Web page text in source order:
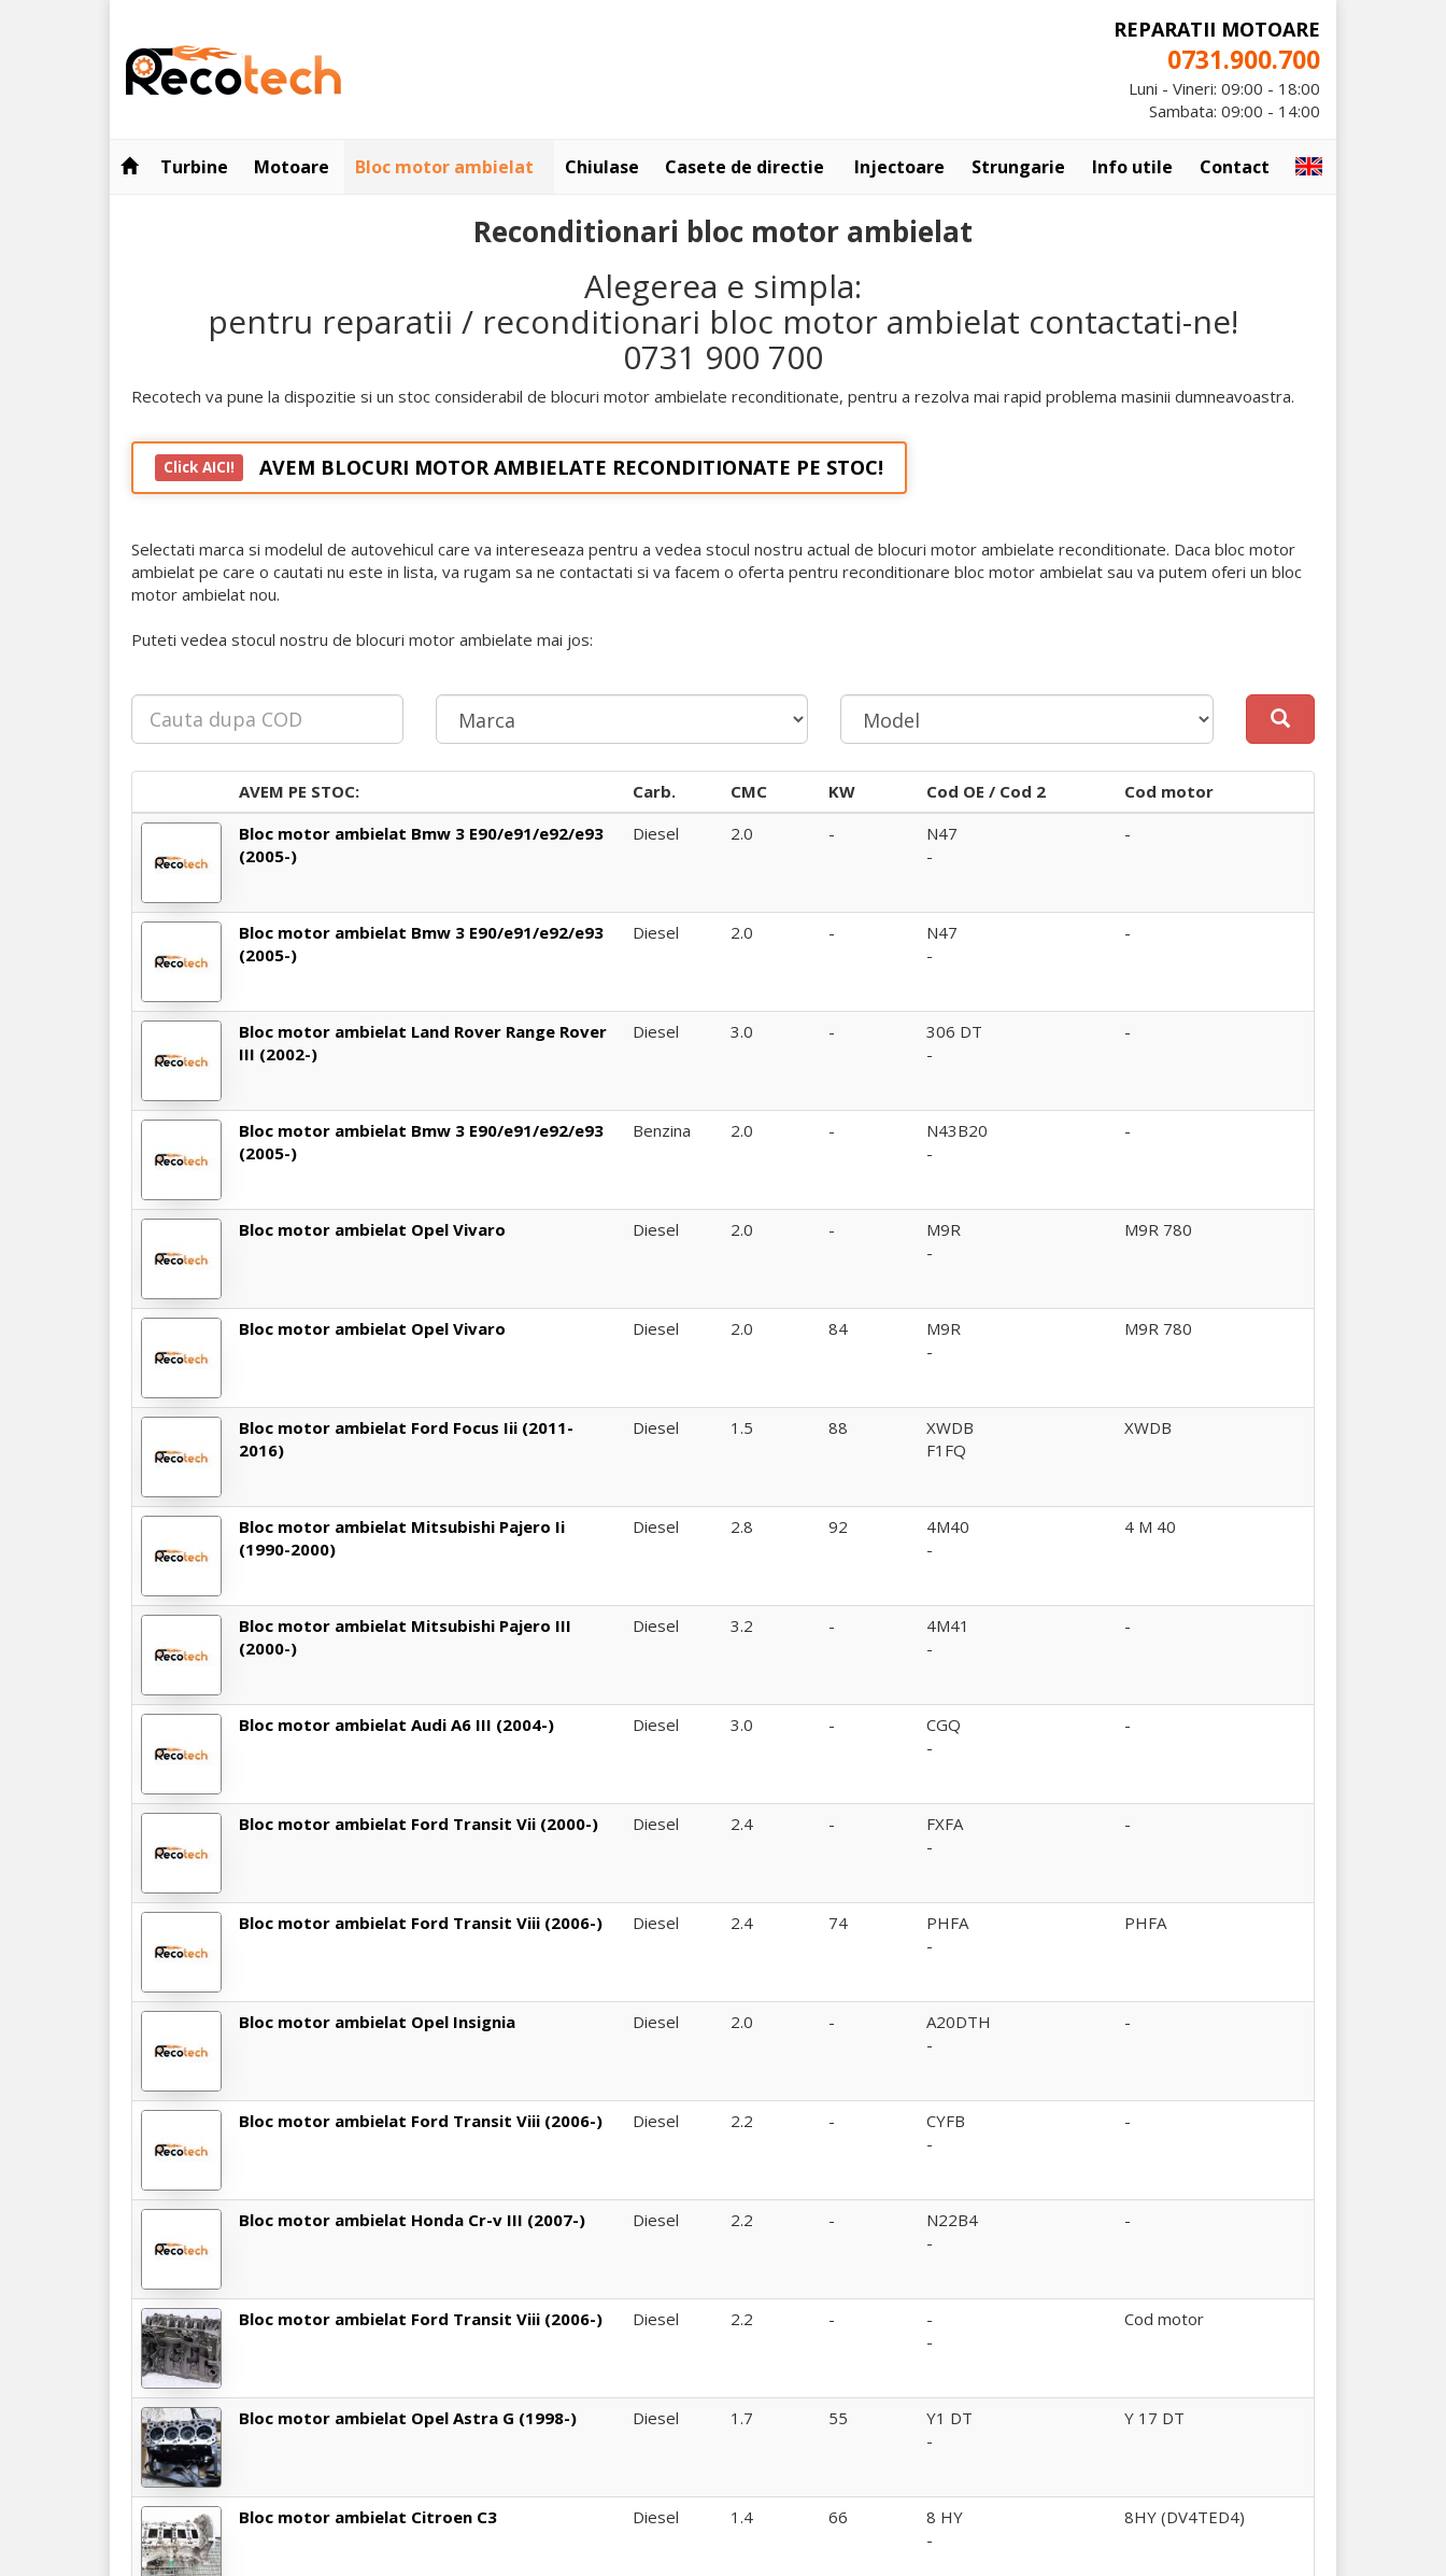
SUNA ACUM
0731.900.700
Luni - Vineri: 09:00 - 18:00
Sambata: 09:00 - 14:00
Turbine Motoare Bloc motor ambielat Chiulase Casete de directie Injectoare Strungarie Info utile Contact
Reconditionari bloc motor ambielat
Alegerea e simpla:
pentru reparatii / reconditionari bloc motor ambielat contactati-ne!
0731 900 700
Recotech va pune la dispozitie si un stoc considerabil de blocuri motor ambielate reconditionate, pentru a rezolva mai rapid problema masinii dumneavoastra.
Click AICI! AVEM BLOCURI MOTOR AMBIELATE RECONDITIONATE PE STOC!
Selectati marca si modelul de autovehicul care va intereseaza pentru a vedea stocul nostru actual de blocuri motor ambielate reconditionate. Daca bloc motor
ambielat pe care o cautati nu este in lista, va rugam sa ne contactati si va facem o oferta pentru reconditionare bloc motor ambielat sau va putem oferi un bloc
motor ambielat nou.
Puteti vedea stocul nostru de blocuri motor ambielate mai jos:
AVEM PE STOC: Carb. CMC KW Cod OE / Cod 2
Cod motor
Bloc motor ambielat Bmw 3 E90/e91/e92/e93
(2005-)
Diesel 2.0 -
N47
-
-
Bloc motor ambielat Bmw 3 E90/e91/e92/e93
(2005-)
Diesel 2.0 -
N47
-
-
Bloc motor ambielat Land Rover Range Rover
III (2002-)
Diesel 3.0 -
306 DT
-
-
Bloc motor ambielat Bmw 3 E90/e91/e92/e93
(2005-)
Benzina 2.0 -
N43B20
-
-
Bloc motor ambielat Opel Vivaro Diesel 2.0 -
M9R
-
M9R 780
Bloc motor ambielat Opel Vivaro Diesel 2.0 84
M9R
-
M9R 780
Bloc motor ambielat Ford Focus Iii (2011-
2016)
Diesel 1.5 88
XWDB
F1FQ
XWDB
Bloc motor ambielat Mitsubishi Pajero Ii
(1990-2000)
Diesel 2.8 92
4M40
-
4 M 40
Bloc motor ambielat Mitsubishi Pajero III
(2000-)
Diesel 3.2 -
4M41
-
-
Bloc motor ambielat Audi A6 III (2004-) Diesel 3.0 -
CGQ
-
-
Bloc motor ambielat Ford Transit Vii (2000-) Diesel 2.4 -
FXFA
-
-
Bloc motor ambielat Ford Transit Viii (2006-) Diesel 2.4 74
PHFA
-
PHFA
Bloc motor ambielat Opel Insignia Diesel 2.0 -
A20DTH
-
-
Bloc motor ambielat Ford Transit Viii (2006-) Diesel 2.2 -
CYFB
-
-
Bloc motor ambielat Honda Cr-v III (2007-) Diesel 2.2 -
N22B4
-
-
Bloc motor ambielat Ford Transit Viii (2006-) Diesel 2.2 -
-
-
Cod motor
Bloc motor ambielat Opel Astra G (1998-) Diesel 1.7 55
Y1 DT
-
Y 17 DT
Bloc motor ambielat Citroen C3 Diesel 1.4 66
8 HY
-
8HY (DV4TED4)